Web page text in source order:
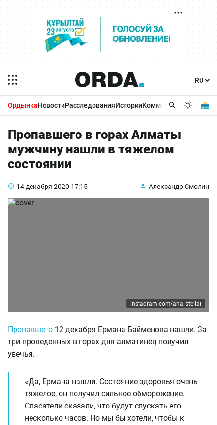
ОрдынкаНовостиРасследованияИсторииКомментарииБизнес
Пропавшего в горах Алматы
мужчину нашли в тяжелом
состоянии
14 декабря 2020 17:15 Александр Смолин
instagram.com/ana_stellar
Пропавшего 12 декабря Ермана Байменова нашли. За
три проведенных в горах дня алматинец получил
увечья.
«Да, Ермана нашли. Состояние здоровья очень
тяжелое, он получил сильное обморожение.
Спасатели сказали, что будут спускать его
несколько часов. Но мы бы хотели, чтобы к